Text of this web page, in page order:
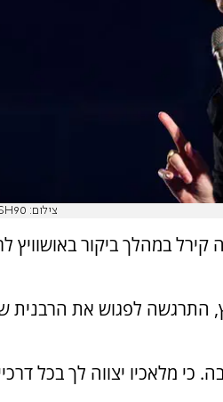
צילום: Miriam Alster/FLASH90
במהלך ביקור באושוויץ
התרגשה לפגוש את הרבנית
מלאכיו יצווה לך בכל